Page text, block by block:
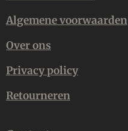
Algemene voorwaarden
Over ons
Privacy policy
Retourneren